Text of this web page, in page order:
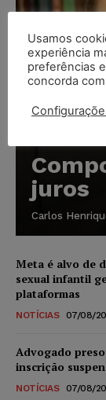
juros
Carlos
Meta é alvo de
sexual infantil
plataformas
NOTÍCIAS 07/08/
Advogado
inscrição
NOTÍCIAS 07/08/
Usamos
experiência
preferências
concorda